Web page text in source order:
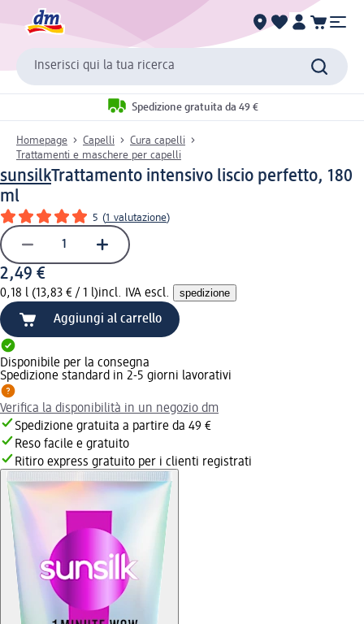
Inserisci qui la tua ricerca
Spedizione gratuita da 49 €
Homepage Capelli
Cura capelli
Trattamenti e maschere per capelli
sunsilkTrattamento intensivo liscio perfetto, 180
ml
5 (1 valutazione)
2,49 €
0,18 l (13,83 € / 1 l)incl. IVA escl. spedizione
Aggiungi al carrello
Disponibile per la consegna
Spedizione standard in 2-5 giorni lavorativi
Verifica la disponibilità in un negozio dm
Spedizione gratuita a partire da 49 €
Reso facile e gratuito
Ritiro express gratuito per i clienti registrati